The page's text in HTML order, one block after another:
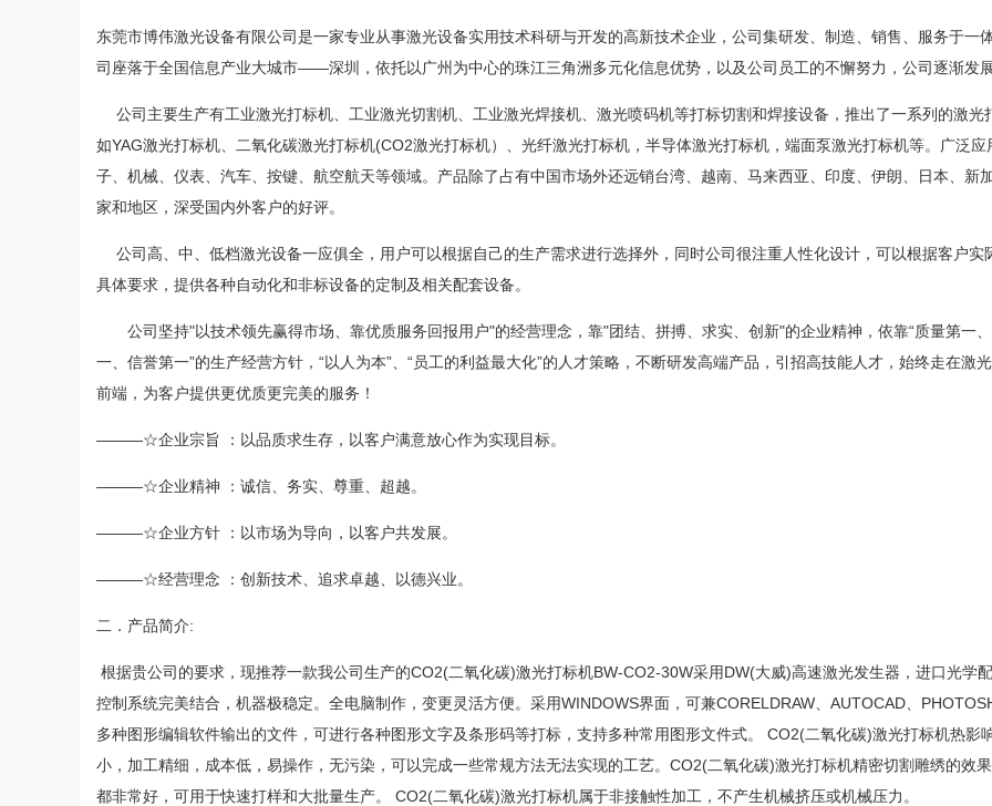
东莞市博伟激光设备有限公司是一家专业从事激光设备实用技术科研与开发的高新技术企业，公司集研发、制造、销售、服务于一
司座落于全国信息产业大城市——深圳，依托以广州为中心的珠江三角洲多元化信息优势，以及公司员工的不懈努力，公司逐渐发
公司主要生产有工业激光打标机、工业激光切割机、工业激光焊接机、激光喷码机等打标切割和焊接设备，推出了一系列的激光
如YAG激光打标机、二氧化碳激光打标机(CO2激光打标机）、光纤激光打标机，半导体激光打标机，端面泵激光打标机等。广泛应
子、机械、仪表、汽车、按键、航空航天等领域。产品除了占有中国市场外还远销台湾、越南、马来西亚、印度、伊朗、日本、新
家和地区，深受国内外客户的好评。
公司高、中、低档激光设备一应俱全，用户可以根据自己的生产需求进行选择外，同时公司很注重人性化设计，可以根据客户实
具体要求，提供各种自动化和非标设备的定制及相关配套设备。
公司坚持"以技术领先赢得市场、靠优质服务回报用户"的经营理念，靠"团结、拼搏、求实、创新"的企业精神，依靠“质量第一
一、信誉第一”的生产经营方针，“以人为本”、“员工的利益最大化”的人才策略，不断研发高端产品，引招高技能人才，始终走在激
前端，为客户提供更优质更完美的服务！
———☆企业宗旨 ：以品质求生存，以客户满意放心作为实现目标。
———☆企业精神 ：诚信、务实、尊重、超越。
———☆企业方针 ：以市场为导向，以客户共发展。
———☆经营理念 ：创新技术、追求卓越、以德兴业。
二．产品简介:
根据贵公司的要求，现推荐一款我公司生产的CO2(二氧化碳)激光打标机BW-CO2-30W采用DW(大威)高速激光发生器，进口光学
控制系统完美结合，机器极稳定。全电脑制作，变更灵活方便。采用WINDOWS界面，可兼CORELDRAW、AUTOCAD、
多种图形编辑软件输出的文件，可进行各种图形文字及条形码等打标，支持多种常用图形文件式。 CO2(二氧化碳)激光打标机热影
小，加工精细，成本低，易操作，无污染，可以完成一些常规方法无法实现的工艺。CO2(二氧化碳)激光打标机精密切割雕绣的效
都非常好，可用于快速打样和大批量生产。 CO2(二氧化碳)激光打标机属于非接触性加工，不产生机械挤压或机械压力。